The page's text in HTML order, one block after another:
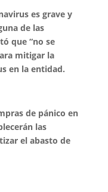
es grave y
de las
que “no se
mitigar la
en la entidad.
de pánico en
las
el abasto de